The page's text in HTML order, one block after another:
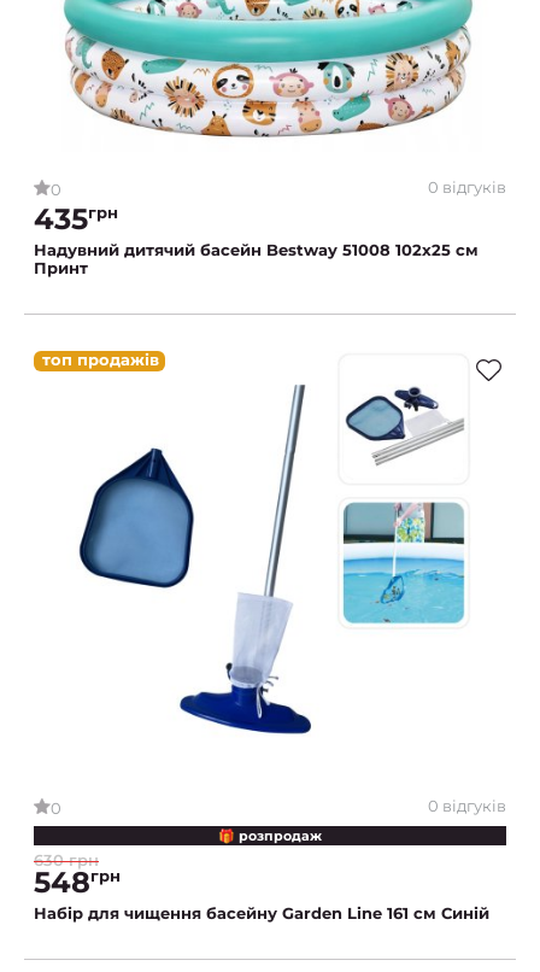
0 0 відгуків
435грн
Надувний дитячий басейн Bestway 51008 102х25 см
Принт
топ продажів
0 0 відгуків
🎁 розпродаж
630 грн
548грн
Набір для чищення басейну Garden Line 161 см Синій